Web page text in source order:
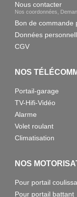
Nous contacter
Nos coordonnées,
Bon de commande
Données
CGV
NOS
Portail-garage
TV-Hifi-Vidéo
Alarme
Volet roulant
Climatisation
NOS
Pour portail
Pour portail battant